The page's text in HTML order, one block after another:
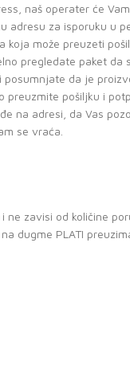
naš operater će
adresu za isporuku u
može preuzeti
pregledate paket
da je
preuzmite pošiljku i
na adresi, da Vas
se vraća.
ne zavisi od količine
dugme PLATI